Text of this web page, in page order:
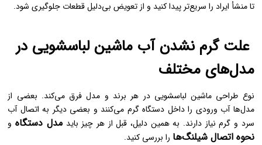
تا منشأ ایراد را سریع‌تر پیدا کنید و از تعویض بی‌دلیل قطعات جلوگیری شود.
علت گرم نشدن آب ماشین لباسشویی در
مدل‌های مختلف
نوع طراحی ماشین لباسشویی در هر برند و مدل فرق می‌کند. بعضی از
مدل‌ها آب ورودی را داخل دستگاه گرم می‌کنند و بعضی دیگر به اتصال آب
سرد و گرم نیاز دارند. به همین دلیل، قبل از هر چیز بایدمدل دستگاهو
نحوه اتصال شیلنگ‌ها را بررسی کنید.